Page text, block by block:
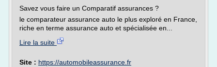
Savez vous faire un Comparatif assurances ?
le comparateur assurance auto le plus exploré en France,
riche en terme assurance auto et spécialisée en...
Lire la suite
Site : https://automobileassurance.fr